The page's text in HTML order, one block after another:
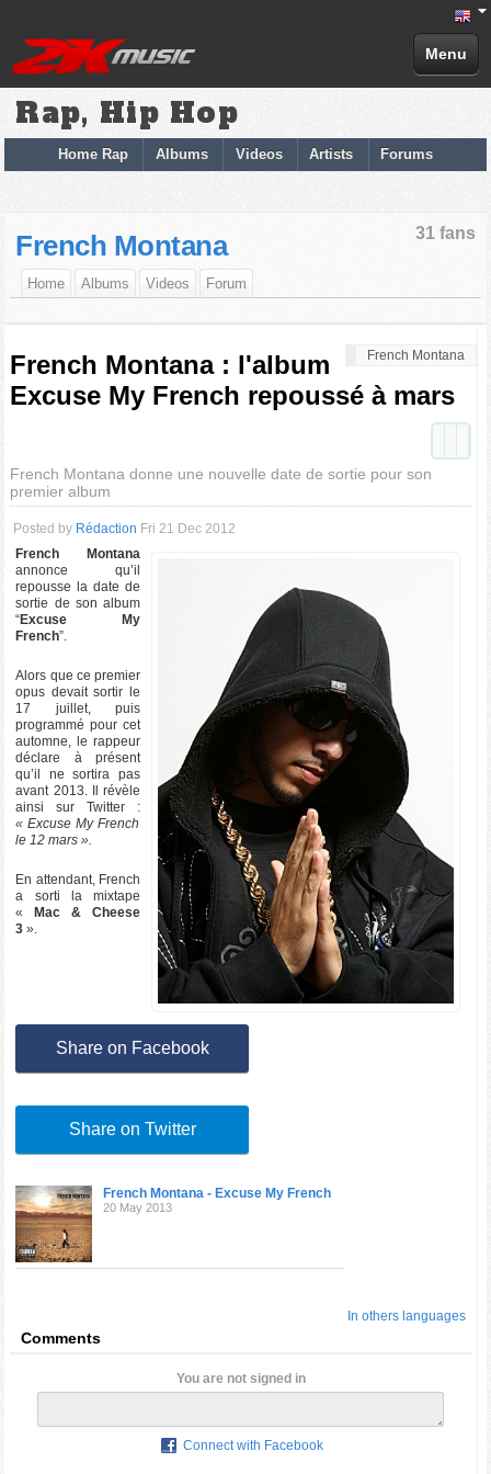
Menu
Rap, Hip Hop
Home Rap Albums Videos Artists Forums
31 fans
French Montana
Home Albums Videos Forum
French Montana
French Montana : l'album
Excuse My French repoussé à mars
French Montana donne une nouvelle date de sortie pour son
premier album
Posted by Rédaction Fri 21 Dec 2012
French Montana
annonce qu’il
repousse la date de
sortie de son album
“Excuse My
French”.
Alors que ce premier
opus devait sortir le
17 juillet, puis
programmé pour cet
automne, le rappeur
déclare à présent
qu’il ne sortira pas
avant 2013. Il révèle
ainsi sur Twitter :
« Excuse My French
le 12 mars ».
En attendant, French
a sorti la mixtape
«
Mac & Cheese
3».
Share on Facebook
Share on Twitter
French Montana - Excuse My French
20 May 2013
In others languages
Comments
You are not signed in
Connect with Facebook